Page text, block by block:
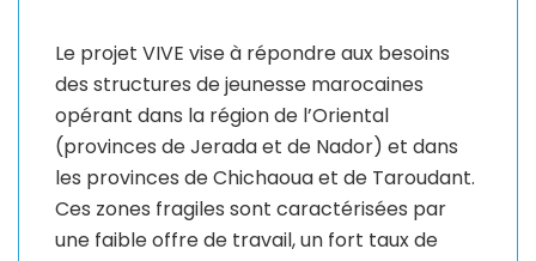
Le projet VIVE vise à répondre aux besoins
des structures de jeunesse marocaines
opérant dans la région de l’Oriental
(provinces de Jerada et de Nador) et dans
les provinces de Chichaoua et de Taroudant.
Ces zones fragiles sont caractérisées par
une faible offre de travail, un fort taux de